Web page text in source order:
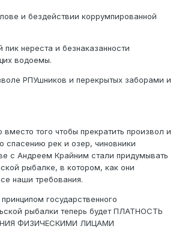
и бездействии коррумпированной
нереста и безнаказанности
водоемы.
РПУшников и перекрытых заборами и
того чтобы прекратить произвол и
спасению рек и озер, чиновники
с Андреем Крайним стали придумывать
рыбалке, в котором, как они
наши требования.
государственного
рыбалки теперь будет ПЛАТНОСТЬ
ФИЗИЧЕСКИМИ ЛИЦАМИ